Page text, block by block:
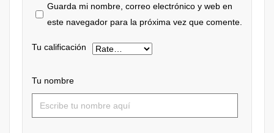
Tu nombre
Guarda mi nombre, correo electrónico y web en
este navegador para la próxima vez que comente.
Tu calificación